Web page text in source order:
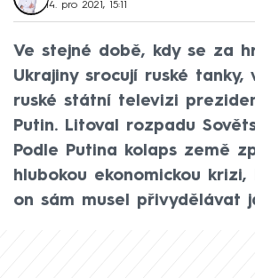
14. pro 2021, 15:11
Ve stejné době, kdy se za
Ukrajiny srocují ruské tanky,
ruské státní televizi
Putin. Litoval rozpadu
Podle Putina kolaps země
hlubokou ekonomickou
on sám musel přivydělávat